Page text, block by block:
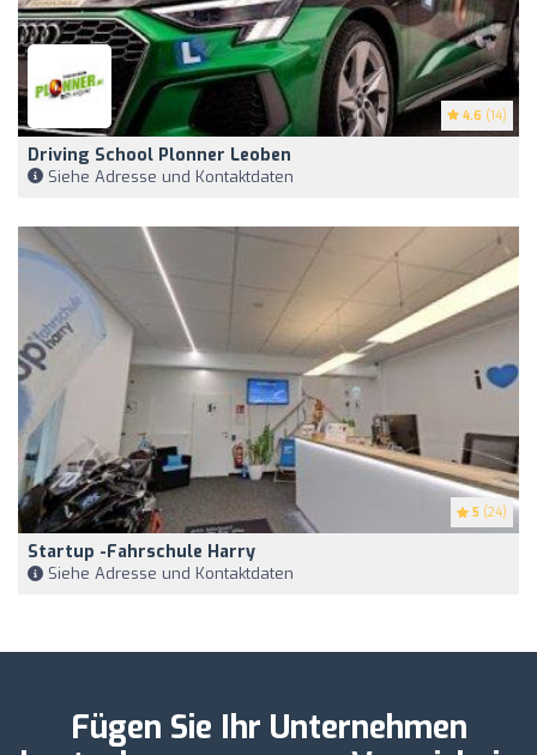
4.6 (14)
Driving School Plonner Leoben
Siehe Adresse und Kontaktdaten
5 (24)
Startup -fahrschule Harry
Siehe Adresse und Kontaktdaten
Fügen Sie Ihr Unternehmen